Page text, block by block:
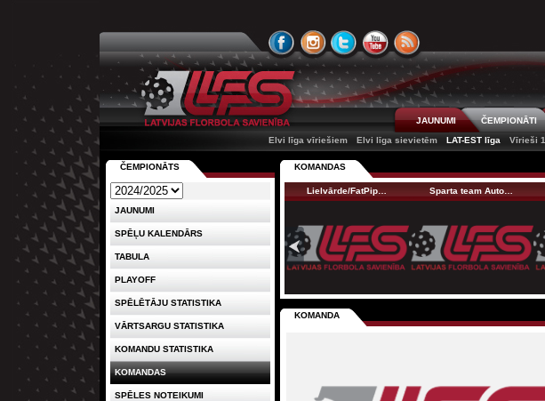
JAUNUMI ČEMPIONĀTI
Elvi līga vīriešiem
Elvi līga sievietēm LAT-EST līga Vīrieši
KOMANDAS
Lielvārde/FatPip… Sparta team Auto…
KOMANDA
ČEMPIONĀTS
JAUNUMI
SPĒĻU KALENDĀRS
TABULA
PLAYOFF
SPĒLĒTĀJU STATISTIKA
VĀRTSARGU STATISTIKA
KOMANDU STATISTIKA
KOMANDAS
SPĒLES NOTEIKUMI